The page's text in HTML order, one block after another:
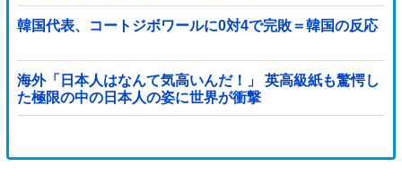
韓国代表、コートジボワールに0対4で完敗＝韓国の反応
海外「日本人はなんて気高いんだ！」 英高級紙も驚愕し
た極限の中の日本人の姿に世界が衝撃